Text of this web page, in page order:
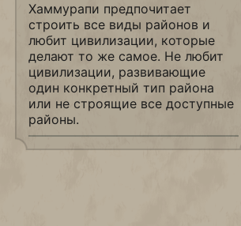
Хаммурапи предпочитает
строить все виды районов и
любит цивилизации, которые
делают то же самое. Не любит
цивилизации, развивающие
один конкретный тип района
или не строящие все доступные
районы.